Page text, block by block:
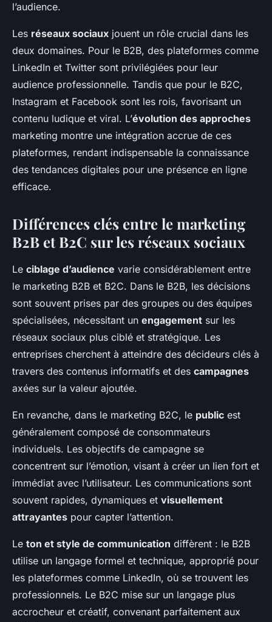
l’audience.
Les réseaux sociaux jouent un rôle crucial dans les
deux domaines. Pour le B2B, des plateformes comme
LinkedIn et Twitter sont privilégiées pour leur
audience professionnelle. Tandis que pour le B2C,
Instagram et Facebook sont les rois, favorisant un
contenu ludique et viral. L’évolution des approches
marketing montre une intégration accrue de ces
plateformes, rendant indispensable la connaissance
des tendances digitales pour une présence en ligne
efficace.
Différences clés entre le marketing
B2B et B2C sur les réseaux sociaux
Le ciblage d’audience varie considérablement entre
le marketing B2B et B2C. Dans le B2B, les décisions
sont souvent prises par des groupes ou des équipes
spécialisées, nécessitant un engagement sur les
réseaux sociaux plus ciblé et stratégique. Les
entreprises cherchent à atteindre des décideurs clés à
travers des contenus informatifs et des campagnes
axées sur la valeur ajoutée.
En revanche, dans le marketing B2C, le public est
généralement composé de consommateurs
individuels. Les objectifs de campagne se
concentrent sur l’émotion, visant à créer un lien fort et
immédiat avec l’utilisateur. Les communications sont
souvent rapides, dynamiques et visuellement
attrayantes pour capter l’attention.
Le ton et style de communication diffèrent : le B2B
utilise un langage formel et technique, approprié pour
les plateformes comme LinkedIn, où se trouvent les
professionnels. Le B2C mise sur un langage plus
accrocheur et créatif, convenant parfaitement aux